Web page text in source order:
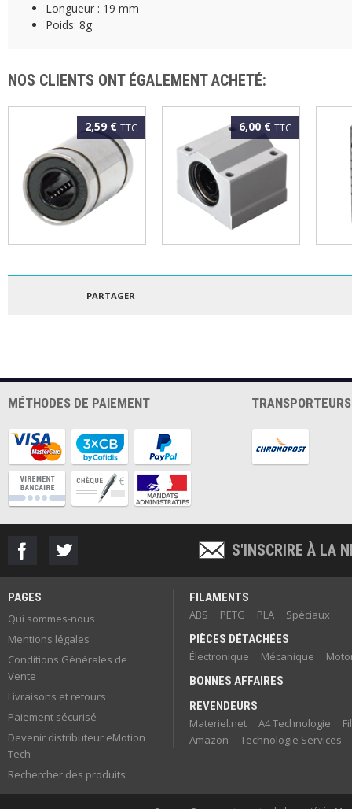
Longueur : 19 mm
Poids: 8g
NOS CLIENTS ONT ÉGALEMENT ACHETÉ:
2,59 € TTC
LM12UU
6,00 € TTC
SCS12UU
mm
PARTAGER
MÉTHODES DE PAIEMENT TRANSPORTEURS
S'INSCRIRE À LA
PAGES
Qui sommes-nous
Mentions légales
Conditions Générales de
Vente
Livraisons et retours
Paiement sécurisé
Devenir distributeur eMotion
Tech
Rechercher des produits
FILAMENTS
ABS
PETG PLA
Spéciaux
PIÈCES DÉTACHÉES
Électronique
Mécanique
BONNES AFFAIRES
REVENDEURS
Materiel.net
A4 Technologie
Amazon
Technologie Services